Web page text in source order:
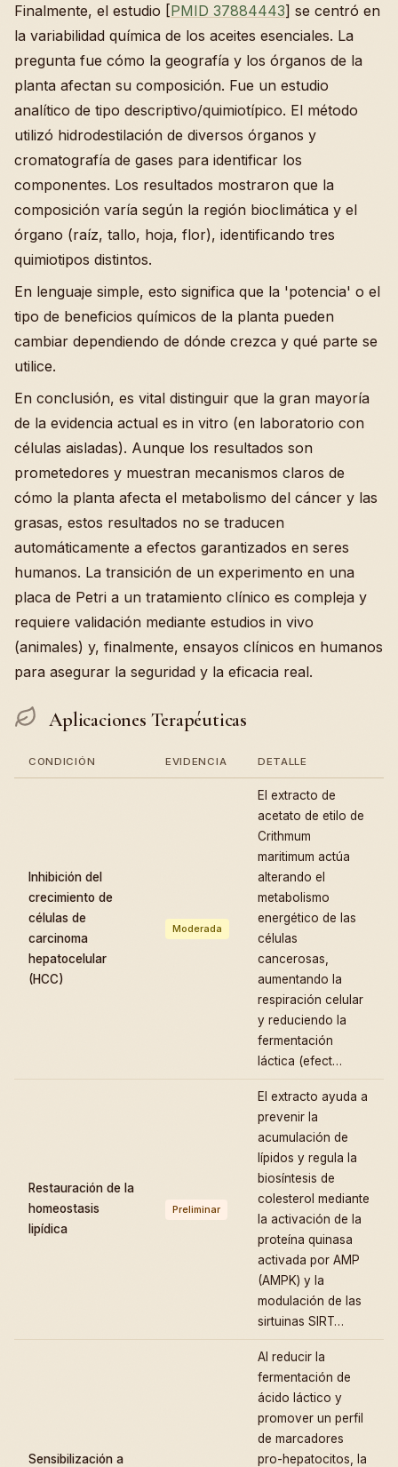
Finalmente, el estudio [PMID 37884443] se centró en
la variabilidad química de los aceites esenciales. La
pregunta fue cómo la geografía y los órganos de la
planta afectan su composición. Fue un estudio
analítico de tipo descriptivo/quimiotípico. El método
utilizó hidrodestilación de diversos órganos y
cromatografía de gases para identificar los
componentes. Los resultados mostraron que la
composición varía según la región bioclimática y el
órgano (raíz, tallo, hoja, flor), identificando tres
quimiotipos distintos.
En lenguaje simple, esto significa que la 'potencia' o el
tipo de beneficios químicos de la planta pueden
cambiar dependiendo de dónde crezca y qué parte se
utilice.
En conclusión, es vital distinguir que la gran mayoría
de la evidencia actual es in vitro (en laboratorio con
células aisladas). Aunque los resultados son
prometedores y muestran mecanismos claros de
cómo la planta afecta el metabolismo del cáncer y las
grasas, estos resultados no se traducen
automáticamente a efectos garantizados en seres
humanos. La transición de un experimento en una
placa de Petri a un tratamiento clínico es compleja y
requiere validación mediante estudios in vivo
(animales) y, finalmente, ensayos clínicos en humanos
para asegurar la seguridad y la eficacia real.
Aplicaciones Terapéuticas
CONDICIÓN EVIDENCIA DETALLE
Inhibición del
crecimiento de
células de
carcinoma
hepatocelular
(HCC)
Moderada
El extracto de
acetato de etilo de
Crithmum
maritimum actúa
alterando el
metabolismo
energético de las
células
cancerosas,
aumentando la
respiración celular
y reduciendo la
fermentación
láctica (efect…
Restauración de la
homeostasis
lipídica
Preliminar
El extracto ayuda a
prevenir la
acumulación de
lípidos y regula la
biosíntesis de
colesterol mediante
la activación de la
proteína quinasa
activada por AMP
(AMPK) y la
modulación de las
sirtuinas SIRT…
Sensibilización a
Al reducir la
fermentación de
ácido láctico y
promover un perfil
de marcadores
pro-hepatocitos, la